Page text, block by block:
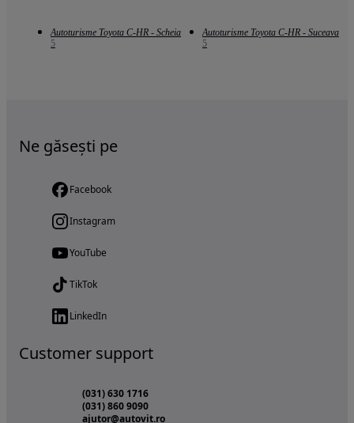
Autoturisme Toyota C-HR - Scheia
5
Autoturisme Toyota C-HR - Suceava
5
Ne găsești pe
Facebook
Instagram
YouTube
TikTok
LinkedIn
Customer support
(031) 630 1716
(031) 860 9090
ajutor@autovit.ro